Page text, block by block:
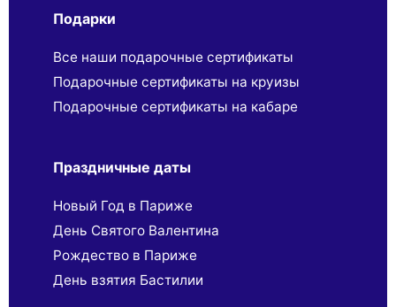
Подарки
Все наши подарочные сертификаты
Подарочные сертификаты на круизы
Подарочные сертификаты на кабаре
Праздничные даты
Новый Год в Париже
День Святого Валентина
Рождество в Париже
День взятия Бастилии